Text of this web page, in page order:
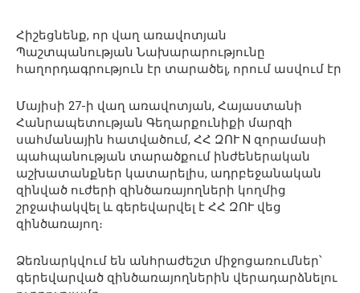
Հիշեցնենք, որ վաղ առավոտյան
Պաշտպանության Նախարարությունը
հաղորդագրություն էր տարածել, որում ասվում էր
Մայիսի 27-ի վաղ առավոտյան, Հայաստանի
Հանրապետության Գեղարքունիքի մարզի
սահմանային հատվածում, ՀՀ ԶՈՒ N զորամասի
պահպանության տարածքում ինժեներական
աշխատանքներ կատարելիս, ադրբեջանական
զինված ուժերի զինծառայողների կողմից
շրջափակվել և գերեվարվել է ՀՀ ԶՈՒ վեց
զինծառայող։
Ձեռնարկվում են անհրաժեշտ միջոցառումներ՝
գերեվարված զինծառայողներին վերադարձնելու